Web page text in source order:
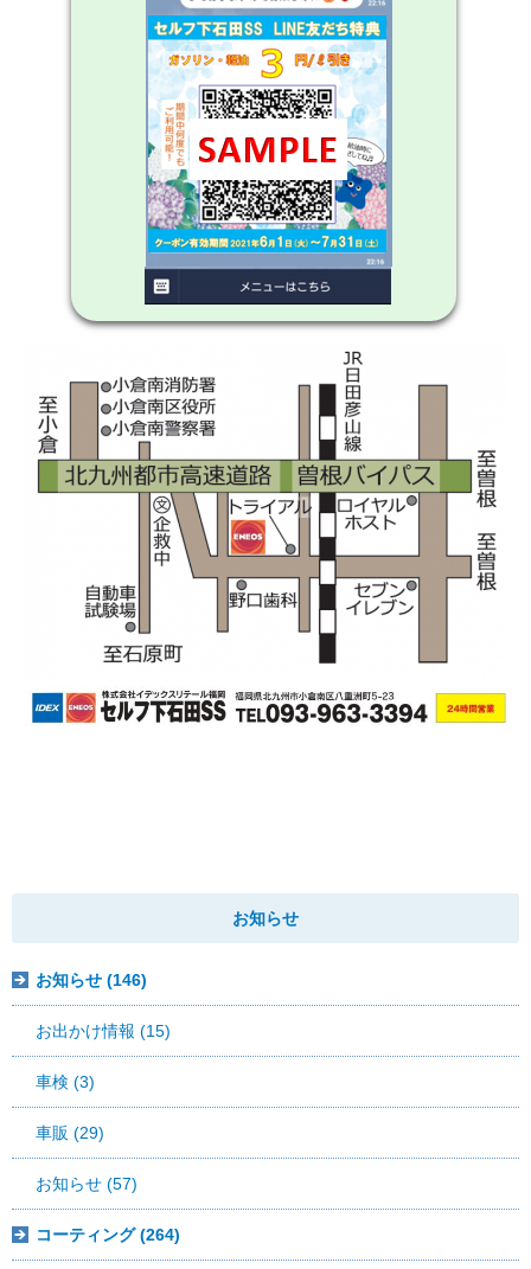
お知らせ
お知らせ (146)
お出かけ情報 (15)
車検 (3)
車販 (29)
お知らせ (57)
コーティング (264)